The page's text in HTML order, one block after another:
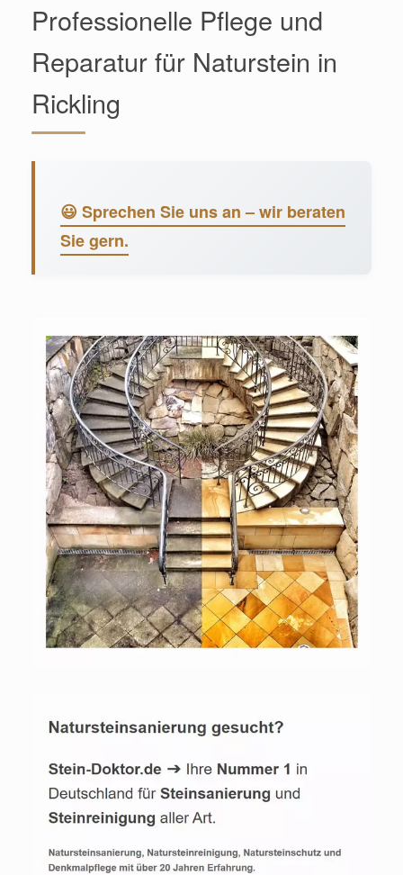
Professionelle Pflege und
Reparatur für Naturstein in
Rickling
😃 Sprechen Sie uns an – wir beraten
Sie gern.